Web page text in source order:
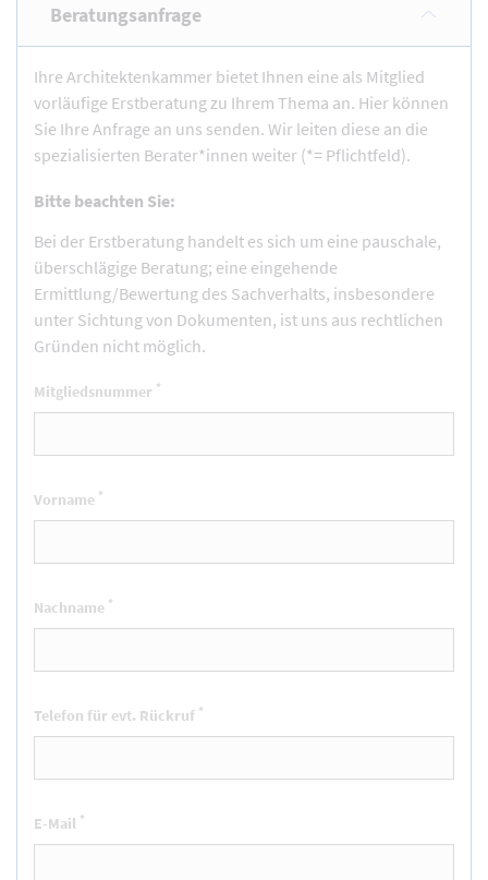
Beratungsanfrage
Ihre Architektenkammer bietet Ihnen eine als Mitglied
vorläufige Erstberatung zu Ihrem Thema an. Hier können
Sie Ihre Anfrage an uns senden. Wir leiten diese an die
spezialisierten Berater*innen weiter (*= Pflichtfeld).
Bitte beachten Sie:
Bei der Erstberatung handelt es sich um eine pauschale,
überschlägige Beratung; eine eingehende
Ermittlung/Bewertung des Sachverhalts, insbesondere
unter Sichtung von Dokumenten, ist uns aus rechtlichen
Gründen nicht möglich.
Mitgliedsnummer *
Vorname *
Nachname *
Telefon für evt. Rückruf *
E-Mail *